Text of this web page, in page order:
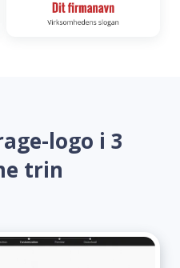
logo i 3
trin